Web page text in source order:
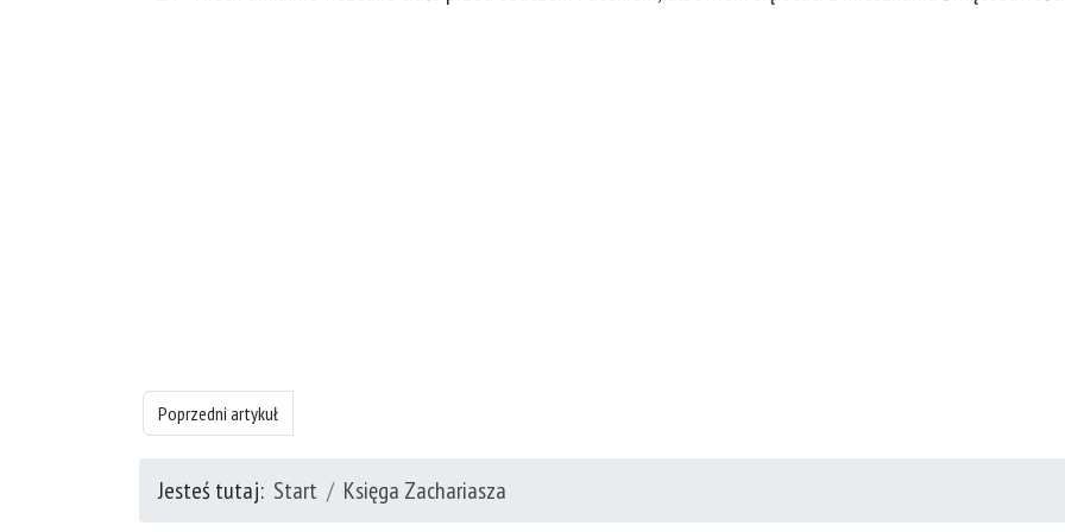
Poprzedni artykuł: Księgę Zachariasza - rozdział 1
Poprzedni artykuł
Jesteś tutaj: Start Księga Zachariasza